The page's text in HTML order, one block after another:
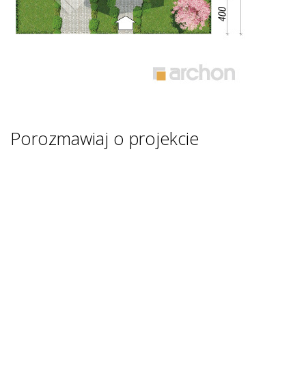
Porozmawiaj o projekcie